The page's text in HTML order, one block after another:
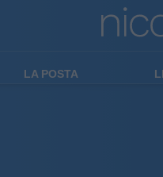
LA POSTA